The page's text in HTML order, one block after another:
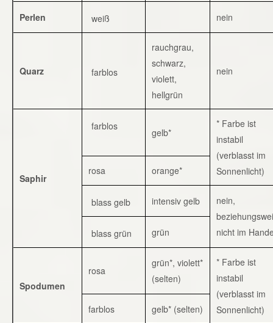
Perlen weiß nein
Quarz farblos
rauchgrau,
schwarz,
violett,
hellgrün
nein
Saphir
farblos
gelb*
* Farbe ist
instabil
(verblasst im
Sonnenlicht)
rosa orange*
blass gelb intensiv gelb
nein,
nicht im
blass grün grün
Spodumen
rosa
grün*, violett*
(selten)
* Farbe ist
instabil
(verblasst im
Sonnenlicht)
farblos gelb* (selten)